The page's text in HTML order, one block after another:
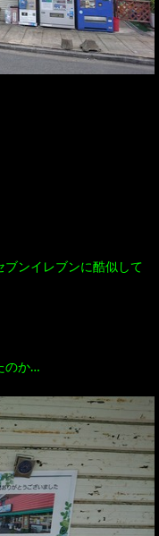
ブンイレブンに酷似して
のか…